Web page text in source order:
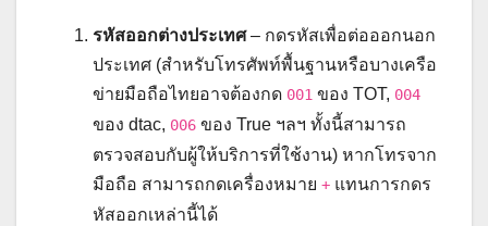
รหัสออกต่างประเทศ– กดรหัสเพื่อต่อออกนอก
ประเทศ (สำหรับโทรศัพท์พื้นฐานหรือบางเครือ
ข่ายมือถือไทยอาจต้องกด 001 ของ TOT, 004
ของ dtac, 006 ของ True ฯลฯ ทั้งนี้สามารถ
ตรวจสอบกับผู้ให้บริการที่ใช้งาน) หากโทรจาก
มือถือ สามารถกดเครื่องหมาย + แทนการกดร
หัสออกเหล่านี้ได้